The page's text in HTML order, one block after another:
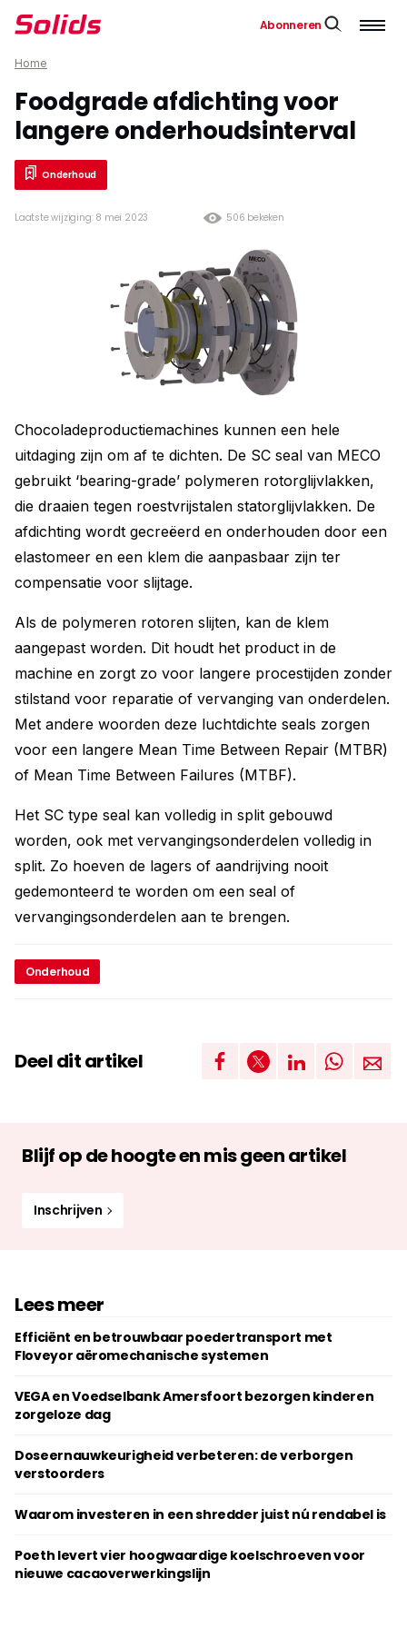
Abonneren
Home
Foodgrade afdichting voor
langere onderhoudsinterval
Onderhoud
506 bekeken
Laatste wijziging: 8 mei 2023
Chocoladeproductiemachines kunnen een hele
uitdaging zijn om af te dichten. De SC seal van MECO
gebruikt ‘bearing-grade’ polymeren rotorglijvlakken,
die draaien tegen roestvrijstalen statorglijvlakken. De
afdichting wordt gecreëerd en onderhouden door een
elastomeer en een klem die aanpasbaar zijn ter
compensatie voor slijtage.
Als de polymeren rotoren slijten, kan de klem
aangepast worden. Dit houdt het product in de
machine en zorgt zo voor langere procestijden zonder
stilstand voor reparatie of vervanging van onderdelen.
Met andere woorden deze luchtdichte seals zorgen
voor een langere Mean Time Between Repair (MTBR)
of Mean Time Between Failures (MTBF).
Het SC type seal kan volledig in split gebouwd
worden, ook met vervangingsonderdelen volledig in
split. Zo hoeven de lagers of aandrijving nooit
gedemonteerd te worden om een seal of
vervangingsonderdelen aan te brengen.
Onderhoud
Deel dit artikel
Blijf op de hoogte en mis geen artikel
Inschrijven
Lees meer
Efficiënt en betrouwbaar poedertransport met
Floveyor aëromechanische systemen
VEGA en Voedselbank Amersfoort bezorgen kinderen
zorgeloze dag
Doseernauwkeurigheid verbeteren: de verborgen
verstoorders
Waarom investeren in een shredder juist nú rendabel is
Poeth levert vier hoogwaardige koelschroeven voor
nieuwe cacaoverwerkingslijn